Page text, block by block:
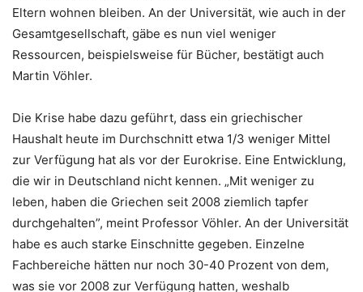
Eltern wohnen bleiben. An der Universität, wie auch in der
Gesamtgesellschaft, gäbe es nun viel weniger
Ressourcen, beispielsweise für Bücher, bestätigt auch
Martin Vöhler.
Die Krise habe dazu geführt, dass ein griechischer
Haushalt heute im Durchschnitt etwa 1/3 weniger Mittel
zur Verfügung hat als vor der Eurokrise. Eine Entwicklung,
die wir in Deutschland nicht kennen. „Mit weniger zu
leben, haben die Griechen seit 2008 ziemlich tapfer
durchgehalten”, meint Professor Vöhler. An der Universität
habe es auch starke Einschnitte gegeben. Einzelne
Fachbereiche hätten nur noch 30-40 Prozent von dem,
was sie vor 2008 zur Verfügung hatten, weshalb